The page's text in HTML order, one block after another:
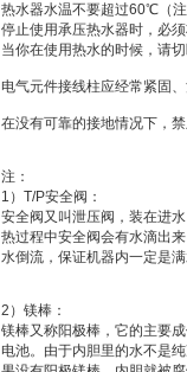
热水器水温不要超过60℃ （
停止使用承压热水器时，必
当你在使用热水的时候，请
电气元件接线柱应经常紧固
在没有可靠的接地情况下，
注：
1 ） T/P安全阀：
安全阀又叫泄压阀 ，装在进
热过程中安全阀会有水滴出
水倒流，保证机器内一定是
2 ） 镁棒：
镁棒又称阳极棒 ，它的主要
电池。由于内胆里的水不是